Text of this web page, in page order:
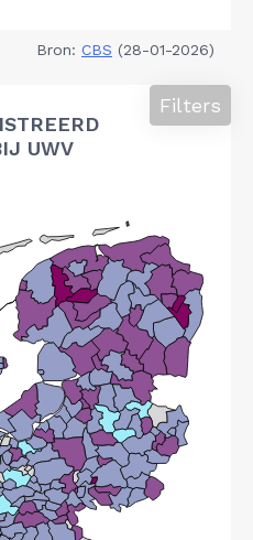
Bron: CBS (28-01-2026)
UWV
Filters